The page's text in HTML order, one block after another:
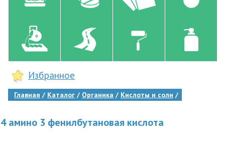
Избранное
Главная Каталог Органика Кислоты и соли
4 амино 3 фенилбутановая кислота